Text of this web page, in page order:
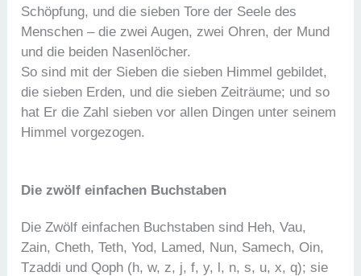
Schöpfung, und die sieben Tore der Seele des
Menschen – die zwei Augen, zwei Ohren, der Mund
und die beiden Nasenlöcher.
So sind mit der Sieben die sieben Himmel gebildet,
die sieben Erden, und die sieben Zeiträume; und so
hat Er die Zahl sieben vor allen Dingen unter seinem
Himmel vorgezogen.
Die zwölf einfachen Buchstaben
Die Zwölf einfachen Buchstaben sind Heh, Vau,
Zain, Cheth, Teth, Yod, Lamed, Nun, Samech, Oin,
Tzaddi und Qoph (h, w, z, j, f, y, l, n, s, u, x, q); sie